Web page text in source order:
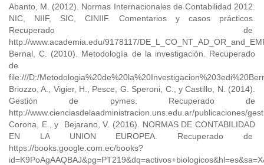
Abanto, M. (2012). Normas Internacionales de Contabilidad 2012.
NIC, NIIF, SIC, CINIIF. Comentarios y casos prácticos.
Recuperado de
http://www.academia.edu/9178117/
Bernal, C. (2010). Metodología de la investigación. Recuperado
de
file:///D:/
Briozzo, A., Vigier, H., Pesce, G. Speroni, C., y Castillo, N. (2014).
Gestión de pymes. Recuperado de
http://www.cienciasdelaadministracion.uns.edu.ar/publicaciones/
Corona, E., y Bejarano, V. (2016). NORMAS DE CONTABILIDAD
EN LA UNION EUROPEA. Recuperado de
https://books.google.com.ec/books?